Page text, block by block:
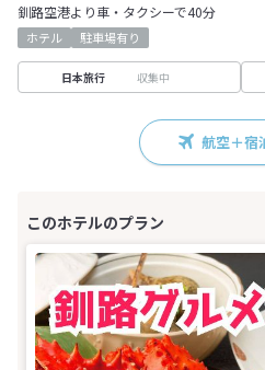
釧路空港より車・タクシーで40分
ホテル 駐車場有り
日本旅行 収集中
航空＋宿